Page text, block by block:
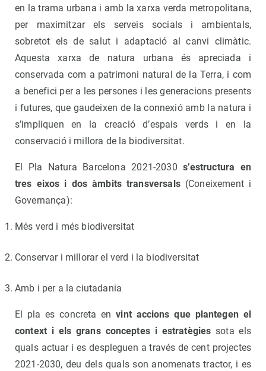
en la trama urbana i amb la xarxa verda metropolitana,
per maximitzar els serveis socials i ambientals,
sobretot els de salut i adaptació al canvi climàtic.
Aquesta xarxa de natura urbana és apreciada i
conservada com a patrimoni natural de la Terra, i com
a benefici per a les persones i les generacions presents
i futures, que gaudeixen de la connexió amb la natura i
s’impliquen en la creació d’espais verds i en la
conservació i millora de la biodiversitat.
El Pla Natura Barcelona 2021-2030s’estructura en
tres eixos i dos àmbits transversals(Coneixement i
Governança):
Més verd i més biodiversitat
Conservar i millorar el verd i la biodiversitat
Amb i per a la ciutadania
El pla es concreta envint accions que plantegen el
context i els grans conceptes i estratègies sota els
quals actuar i es despleguen a través de cent projectes
2021-2030, deu dels quals son anomenats tractor, i es